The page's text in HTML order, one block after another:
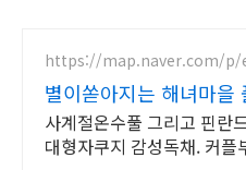
https://map.naver.com/p/
별이쏟아지는 해녀마을
르세라핌도 다녀간 감
사계절온수풀 그리고 핀란
대형자쿠지 감성독채. 커플